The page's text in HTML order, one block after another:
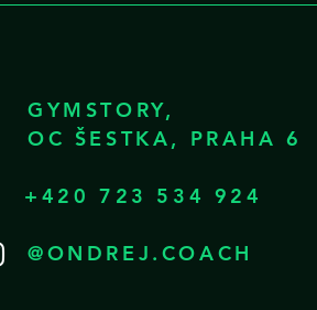
GYMSTORY,
OC ŠESTKA, PRAHA 6
+420 723 534 924
@ONDREJ.COACH